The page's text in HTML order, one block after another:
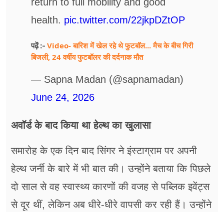
health. pic.twitter.com/22jkpDZtOP
पढ़ें :- Video- बारिश में खेल रहे थे फुटबॉल... मैच के बीच गिरी
बिजली, 24 वर्षीय फुटबॉलर की दर्दनाक मौत
— Sapna Madan (@sapnamadan)
June 24, 2026
अवॉर्ड के बाद किया था हेल्थ का खुलासा
समारोह के एक दिन बाद सिंगर ने इंस्टाग्राम पर अपनी
हेल्थ जर्नी के बारे में भी बात की। उन्होंने बताया कि पिछले
दो साल से वह स्वास्थ्य कारणों की वजह से पब्लिक इवेंट्स
से दूर थीं, लेकिन अब धीरे-धीरे वापसी कर रही हैं। उन्होंने